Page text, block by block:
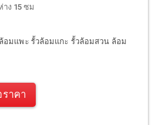
าง 15 ซม
อมแพะ รั้วล้อมแกะ รั้วล้อมสวน ล้อม
าคา